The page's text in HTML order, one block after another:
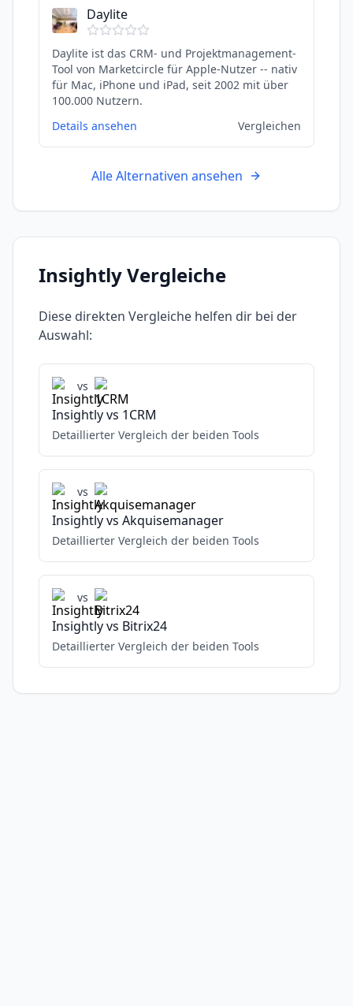
Daylite
Daylite ist das CRM- und Projektmanagement-
Tool von Marketcircle für Apple-Nutzer -- nativ
für Mac, iPhone und iPad, seit 2002 mit über
100.000 Nutzern.
Details ansehen
Vergleichen
Alle Alternativen ansehen
InsightlyVergleiche
Diese direkten Vergleiche helfen dir bei der
Auswahl:
vs
Insightlyvs 1CRM
Detaillierter Vergleich der beiden Tools
vs
Insightlyvs Akquisemanager
Detaillierter Vergleich der beiden Tools
vs
Insightlyvs Bitrix24
Detaillierter Vergleich der beiden Tools